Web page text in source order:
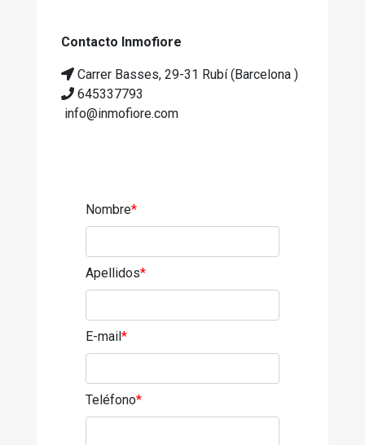
Contacto Inmofiore
Carrer Basses, 29-31 Rubí (Barcelona )
645337793
info@inmofiore.com
Nombre*
Apellidos*
E-mail*
Teléfono*